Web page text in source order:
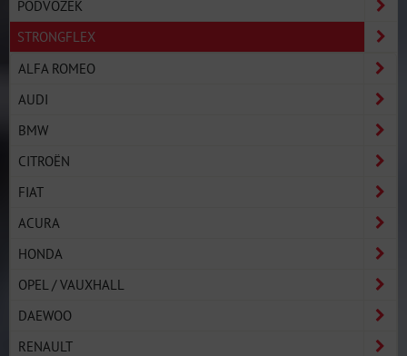
PODVOZEK
STRONGFLEX
ALFA ROMEO
AUDI
BMW
CITROËN
FIAT
ACURA
HONDA
OPEL / VAUXHALL
DAEWOO
RENAULT